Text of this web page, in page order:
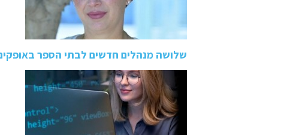
שלושה מנהלים חדשים לבתי הספר